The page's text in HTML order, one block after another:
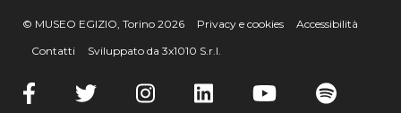
© MUSEO EGIZIO, Torino 2026 Privacy e cookies
Accessibilità
Contatti
Sviluppato da 3x1010 S.r.l.